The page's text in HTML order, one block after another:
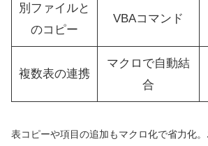
別ファイルと
のコピー
VBAコマンド
複数表の連携
マクロで自動結
合
表コピーや項目の追加もマクロ化で省力化。